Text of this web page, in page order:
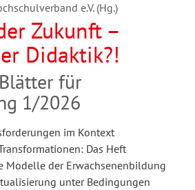
e.V. (Hg.)
Zukunft –
Didaktik?!
für
1/2026
im Kontext
Das Heft
Modelle der Erwachsenenbildung
unter Bedingungen